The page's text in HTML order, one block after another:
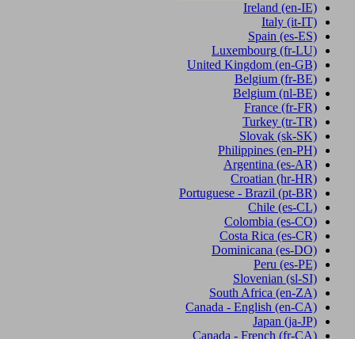
Ireland (en-IE)
Italy (it-IT)
Spain (es-ES)
Luxembourg (fr-LU)
United Kingdom (en-GB)
Belgium (fr-BE)
Belgium (nl-BE)
France (fr-FR)
Turkey (tr-TR)
Slovak (sk-SK)
Philippines (en-PH)
Argentina (es-AR)
Croatian (hr-HR)
Portuguese - Brazil (pt-BR)
Chile (es-CL)
Colombia (es-CO)
Costa Rica (es-CR)
Dominicana (es-DO)
Peru (es-PE)
Slovenian (sl-SI)
South Africa (en-ZA)
Canada - English (en-CA)
Japan (ja-JP)
Canada - French (fr-CA)